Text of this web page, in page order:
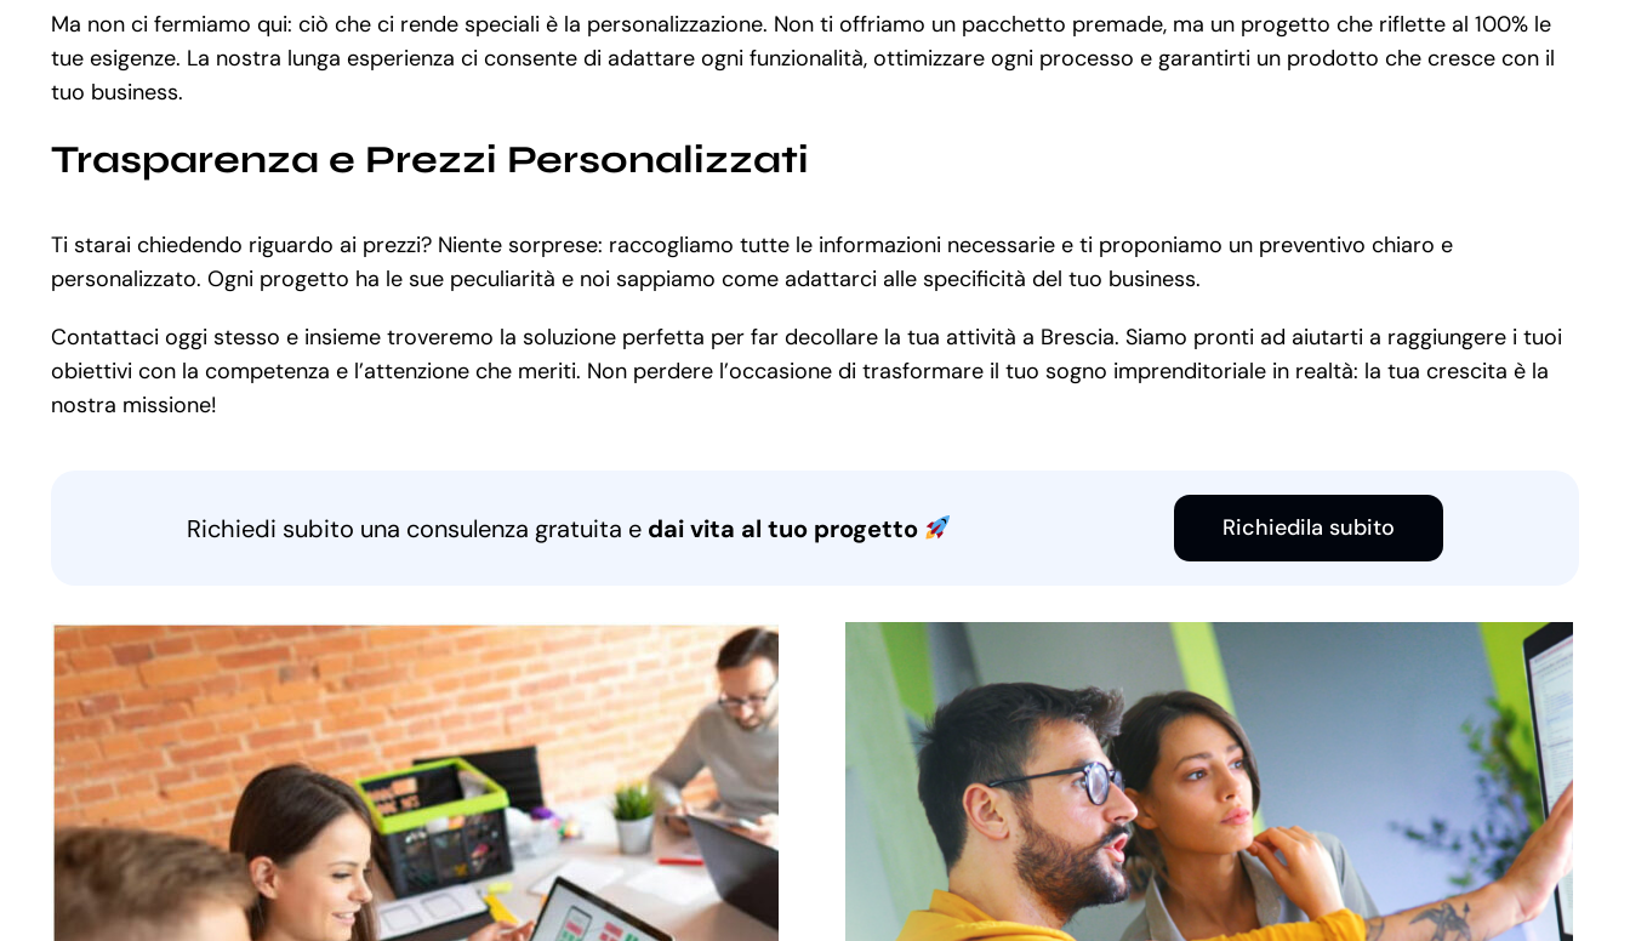
Ma non ci fermiamo qui: ciò che ci rende speciali è la personalizzazione. Non ti offriamo un pacchetto premade, ma un progetto che riflette al 100% le
tue esigenze. La nostra lunga esperienza ci consente di adattare ogni funzionalità, ottimizzare ogni processo e garantirti un prodotto che cresce con il
tuo business.
Trasparenza e Prezzi Personalizzati
Ti starai chiedendo riguardo ai prezzi? Niente sorprese: raccogliamo tutte le informazioni necessarie e ti proponiamo un preventivo chiaro e
personalizzato. Ogni progetto ha le sue peculiarità e noi sappiamo come adattarci alle specificità del tuo business.
Contattaci oggi stesso e insieme troveremo la soluzione perfetta per far decollare la tua attività a Brescia. Siamo pronti ad aiutarti a raggiungere i tuoi
obiettivi con la competenza e l’attenzione che meriti. Non perdere l’occasione di trasformare il tuo sogno imprenditoriale in realtà: la tua crescita è la
nostra missione!
Richiedi subito una consulenza gratuita e dai vita al tuo progetto Richiedila subito